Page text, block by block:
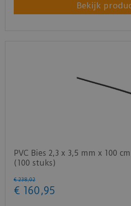
Bekijk
PVC Bies 2,3 x 3,5 mm x 100
(100 stuks)
€ 238,02
€ 160 ,95